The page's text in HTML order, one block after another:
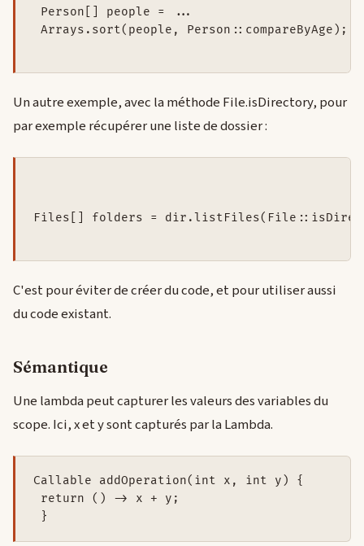
Person[] people = ...
Arrays.sort(people, Person::compareByAge);
Un autre exemple, avec la méthode File.isDirectory, pour
par exemple récupérer une liste de dossier :
Files[] folders =
C'est pour éviter de créer du code, et pour utiliser aussi
du code existant.
Sémantique
Une lambda peut capturer les valeurs des variables du
scope. Ici, x et y sont capturés par la Lambda.
Callable addOperation(int x, int y) {
return () -> x + y;
}